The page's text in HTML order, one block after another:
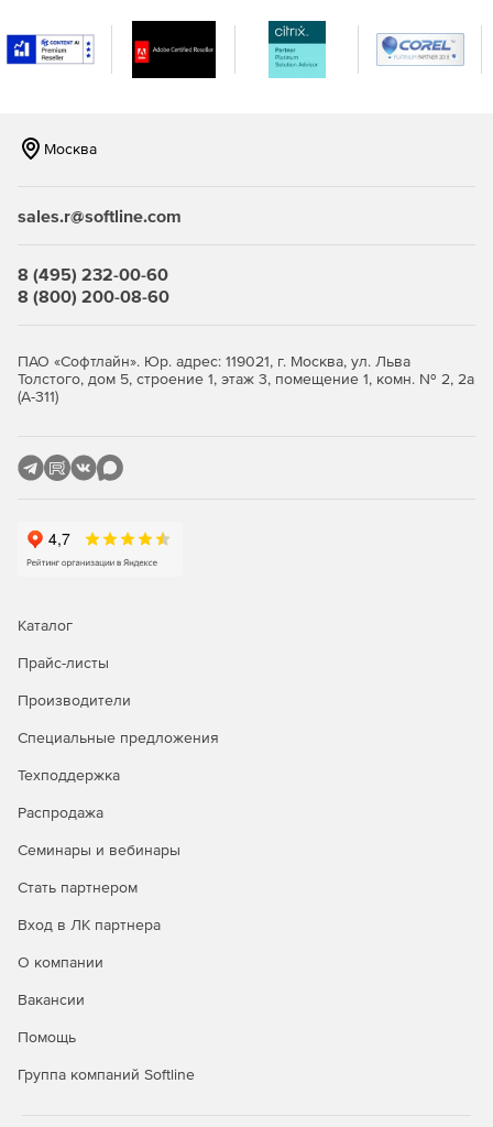
Москва
sales.r@softline.com
8 (495) 232-00-60
8 (800) 200-08-60
ПАО «Софтлайн». Юр. адрес: 119021, г. Москва, ул. Льва
Толстого, дом 5, строение 1, этаж 3, помещение 1, комн. № 2, 2а
(А-311)
Каталог
Прайс-листы
Производители
Специальные предложения
Техподдержка
Распродажа
Семинары и вебинары
Стать партнером
Вход в ЛК партнера
О компании
Вакансии
Помощь
Группа компаний Softline